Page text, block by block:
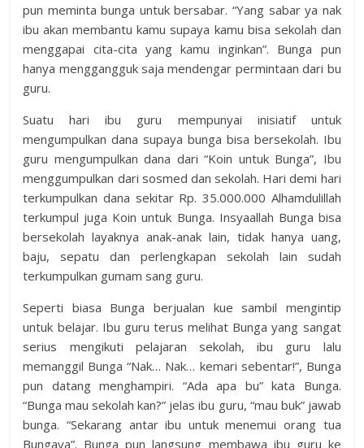
pun meminta bunga untuk bersabar. “Yang sabar ya nak
ibu akan membantu kamu supaya kamu bisa sekolah dan
menggapai cita-cita yang kamu inginkan”. Bunga pun
hanya menggangguk saja mendengar permintaan dari bu
guru.
Suatu hari ibu guru mempunyai inisiatif untuk
mengumpulkan dana supaya bunga bisa bersekolah. Ibu
guru mengumpulkan dana dari “Koin untuk Bunga”, Ibu
menggumpulkan dari sosmed dan sekolah. Hari demi hari
terkumpulkan dana sekitar Rp. 35.000.000 Alhamdulillah
terkumpul juga Koin untuk Bunga. Insyaallah Bunga bisa
bersekolah layaknya anak-anak lain, tidak hanya uang,
baju, sepatu dan perlengkapan sekolah lain sudah
terkumpulkan gumam sang guru.
Seperti biasa Bunga berjualan kue sambil mengintip
untuk belajar. Ibu guru terus melihat Bunga yang sangat
serius mengikuti pelajaran sekolah, ibu guru lalu
memanggil Bunga “Nak… Nak… kemari sebentar!”, Bunga
pun datang menghampiri. “Ada apa bu” kata Bunga.
“Bunga mau sekolah kan?” jelas ibu guru, “mau buk” jawab
bunga. “Sekarang antar ibu untuk menemui orang tua
Bungaya”. Bunga pun langsung membawa ibu guru ke